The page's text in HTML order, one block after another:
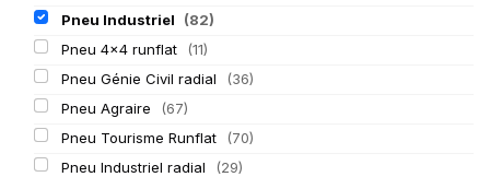
Pneu Industriel
(82)
Pneu 4x4 runflat
(11)
Pneu Génie Civil radial
(36)
Pneu Agraire
(67)
Pneu Tourisme Runflat
(70)
Pneu Industriel radial
(29)